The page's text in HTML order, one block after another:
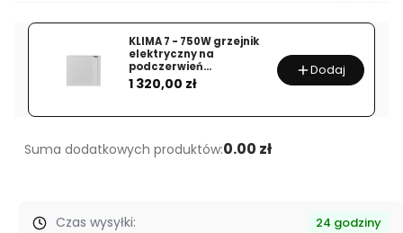
WI-
FI
–
BIAŁY
ANTRACYT
KLIMA 7 - 750W grzejnik
elektryczny na
podczerwień
energooszczędny
Cena
1 320,00 zł
Dodaj
Suma dodatkowych produktów:0.00 zł
Czas wysyłki: 24 godziny